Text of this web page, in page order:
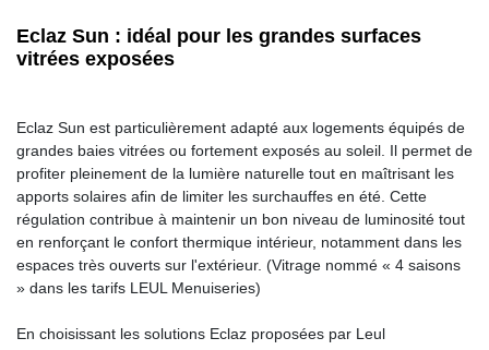
Eclaz Sun : idéal pour les grandes surfaces
vitrées exposées
Eclaz Sun est particulièrement adapté aux logements équipés de
grandes baies vitrées ou fortement exposés au soleil. Il permet de
profiter pleinement de la lumière naturelle tout en maîtrisant les
apports solaires afin de limiter les surchauffes en été. Cette
régulation contribue à maintenir un bon niveau de luminosité tout
en renforçant le confort thermique intérieur, notamment dans les
espaces très ouverts sur l'extérieur. (Vitrage nommé « 4 saisons
» dans les tarifs LEUL Menuiseries)
En choisissant les solutions Eclaz proposées par Leul